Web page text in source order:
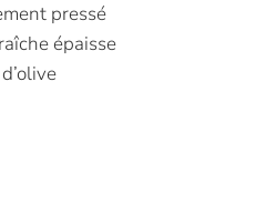
pressé
épaisse